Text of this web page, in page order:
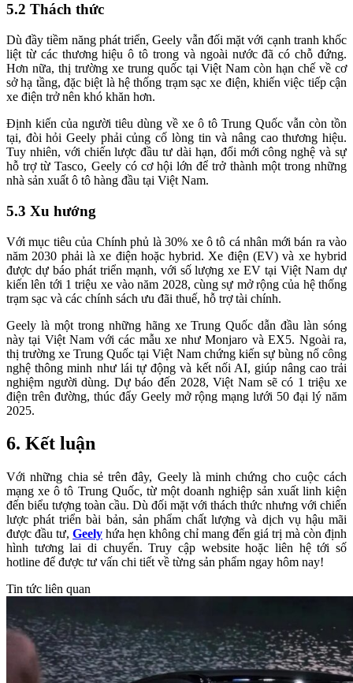
5.2 Thách thức
Dù đầy tiềm năng phát triển, Geely vẫn đối mặt với cạnh tranh khốc
liệt từ các thương hiệu ô tô trong và ngoài nước đã có chỗ đứng.
Hơn nữa, thị trường xe trung quốc tại Việt Nam còn hạn chế về cơ
sở hạ tầng, đặc biệt là hệ thống trạm sạc xe điện, khiến việc tiếp cận
xe điện trở nên khó khăn hơn.
Định kiến của người tiêu dùng về xe ô tô Trung Quốc vẫn còn tồn
tại, đòi hỏi Geely phải củng cố lòng tin và nâng cao thương hiệu.
Tuy nhiên, với chiến lược đầu tư dài hạn, đổi mới công nghệ và sự
hỗ trợ từ Tasco, Geely có cơ hội lớn để trở thành một trong những
nhà sản xuất ô tô hàng đầu tại Việt Nam.
5.3 Xu hướng
Với mục tiêu của Chính phủ là 30% xe ô tô cá nhân mới bán ra vào
năm 2030 phải là xe điện hoặc hybrid. Xe điện (EV) và xe hybrid
được dự báo phát triển mạnh, với số lượng xe EV tại Việt Nam dự
kiến lên tới 1 triệu xe vào năm 2028, cùng sự mở rộng của hệ thống
trạm sạc và các chính sách ưu đãi thuế, hỗ trợ tài chính.​
Geely là một trong những hãng xe Trung Quốc dẫn đầu làn sóng
này tại Việt Nam với các mẫu xe như Monjaro và EX5. Ngoài ra,
thị trường xe Trung Quốc tại Việt Nam chứng kiến sự bùng nổ công
nghệ thông minh như lái tự động và kết nối AI, giúp nâng cao trải
nghiệm người dùng. Dự báo đến 2028, Việt Nam sẽ có 1 triệu xe
điện trên đường, thúc đẩy Geely mở rộng mạng lưới 50 đại lý năm
2025.
6. Kết luận
Với những chia sẻ trên đây, Geely là minh chứng cho cuộc cách
mạng xe ô tô Trung Quốc, từ một doanh nghiệp sản xuất linh kiện
đến biểu tượng toàn cầu. Dù đối mặt với thách thức nhưng với chiến
lược phát triển bài bản, sản phẩm chất lượng và dịch vụ hậu mãi
được đầu tư, Geely hứa hẹn không chỉ mang đến giá trị mà còn định
hình tương lai di chuyển. Truy cập website hoặc liên hệ tới số
hotline để được tư vấn chi tiết về từng sản phẩm ngay hôm nay!
Tin tức liên quan